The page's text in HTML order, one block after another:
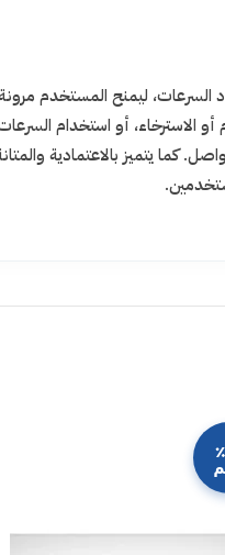
ليمنح المستخدم
أو استخدام
كما يتميز بالاعتمادية